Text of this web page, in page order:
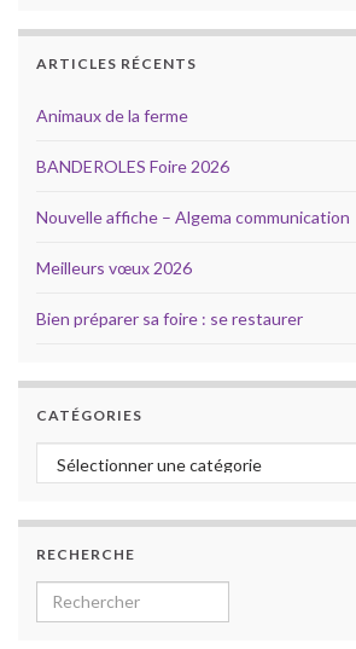
ARTICLES RÉCENTS
Animaux de la ferme
BANDEROLES Foire 2026
Nouvelle affiche – Algema communication
Meilleurs vœux 2026
Bien préparer sa foire : se restaurer
CATÉGORIES
Catégories
RECHERCHE
Search for: